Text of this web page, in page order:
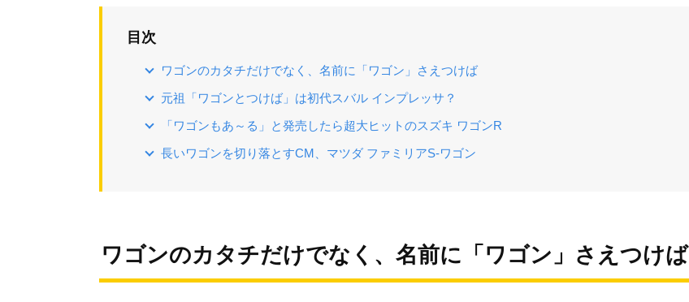
目次
ワゴンのカタチだけでなく、名前に「ワゴン」さえつけば
元祖「ワゴンとつけば」は初代スバル インプレッサ？
「ワゴンもあ～る」と発売したら超大ヒットのスズキ ワゴンR
長いワゴンを切り落とすCM、マツダ ファミリアS-ワゴン
ワゴンのカタチだけでなく、名前に「ワゴン」さえつけば